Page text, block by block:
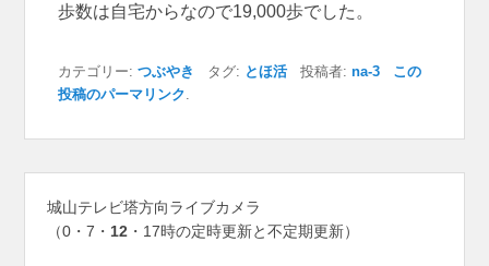
歩数は自宅からなので19,000歩でした。
カテゴリー:つぶやき タグ: とほ活投稿者:na-3
この
投稿のパーマリンク
城山テレビ塔方向ライブカメラ
（0・7・ 12 ・17時の定時更新と不定期更新）